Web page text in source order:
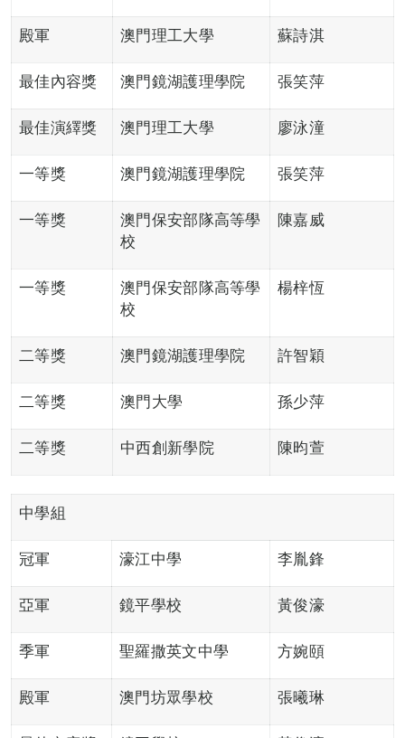
殿軍 澳門理工大學 蘇詩淇
最佳內容獎 澳門鏡湖護理學院 張笑萍
最佳演繹獎 澳門理工大學 廖泳潼
一等獎 澳門鏡湖護理學院 張笑萍
一等獎
澳門保安部隊高等學
校
陳嘉威
一等獎
澳門保安部隊高等學
校
楊梓恆
二等獎 澳門鏡湖護理學院 許智穎
二等獎 澳門大學 孫少萍
二等獎 中西創新學院 陳昀萱
中學組
冠軍 濠江中學 李胤鋒
亞軍 鏡平學校 黃俊濠
季軍 聖羅撒英文中學 方婉頤
殿軍 澳門坊眾學校 張曦琳